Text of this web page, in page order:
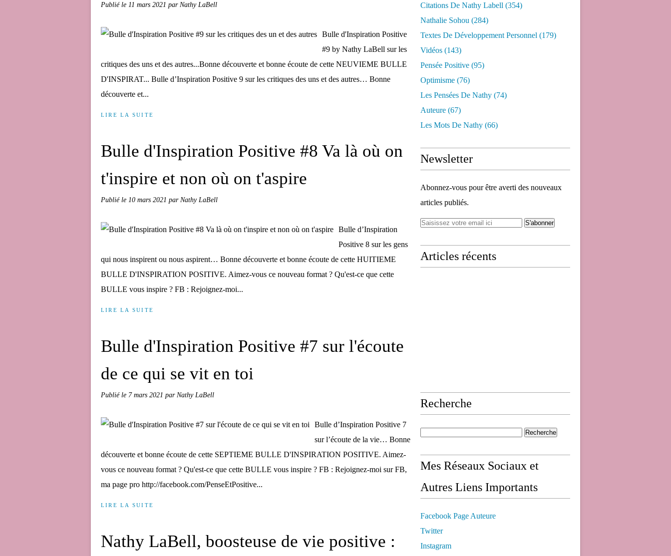
Publié le 11 mars 2021 par Nathy LaBell
Bulle d'Inspiration Positive
#9 by Nathy LaBell sur les
critiques des uns et des autres...Bonne découverte et bonne écoute de cette NEUVIEME BULLE
D'INSPIRAT... Bulle d’Inspiration Positive 9 sur les critiques des uns et des autres… Bonne
découverte et...
LIRE LA SUITE
Bulle d'Inspiration Positive #8 Va là où on
t'inspire et non où on t'aspire
Publié le 10 mars 2021 par Nathy LaBell
Bulle d’Inspiration
Positive 8 sur les gens
qui nous inspirent ou nous aspirent… Bonne découverte et bonne écoute de cette HUITIEME
BULLE D'INSPIRATION POSITIVE. Aimez-vous ce nouveau format ? Qu'est-ce que cette
BULLE vous inspire ? FB : Rejoignez-moi...
LIRE LA SUITE
Bulle d'Inspiration Positive #7 sur l'écoute
de ce qui se vit en toi
Publié le 7 mars 2021 par Nathy LaBell
Bulle d’Inspiration Positive 7
sur l’écoute de la vie… Bonne
découverte et bonne écoute de cette SEPTIEME BULLE D'INSPIRATION POSITIVE. Aimez-
vous ce nouveau format ? Qu'est-ce que cette BULLE vous inspire ? FB : Rejoignez-moi sur FB,
ma page pro http://facebook.com/PenseEtPositive...
LIRE LA SUITE
Nathy LaBell, boosteuse de vie positive :
Citations De Nathy Labell (354)
Nathalie Sohou (284)
Textes De Développement Personnel (179)
Vidéos (143)
Pensée Positive (95)
Optimisme (76)
Les Pensées De Nathy (74)
Auteure (67)
Les Mots De Nathy (66)
Newsletter
Abonnez-vous pour être averti des nouveaux
articles publiés.
Articles récents
Recherche
Mes Réseaux Sociaux et
Autres Liens Importants
Facebook Page Auteure
Twitter
Instagram